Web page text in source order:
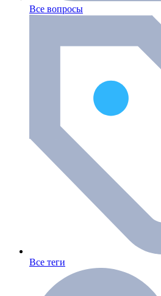
Все вопросы
Все теги